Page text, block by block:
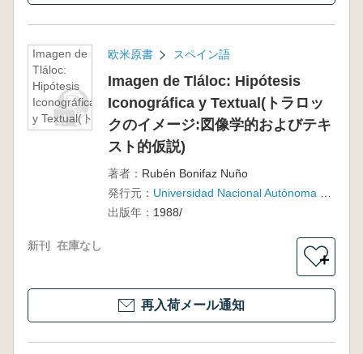
Imagen de
Tláloc:
Hipótesis
Iconográfica
y Textual(ト
ラロックの
欧米原書 スペイン語
Imagen de Tláloc: Hipótesis
Iconográfica y Textual(トラロッ
クのイメージ:図像学的およびテキ
スト的仮説)
著者： Rubén Bonifaz Nuño
発行元：
出版年： 1988/
新刊 在庫なし
＋
再入荷メール通知